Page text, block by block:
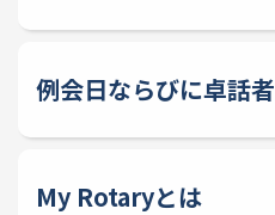
例会日ならびに卓話者
My Rotaryとは